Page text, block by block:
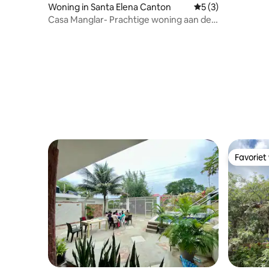
Woning in Santa Elena Canton Gemiddelde
5 (3)
Casa Manglar- Prachtige woning aan de